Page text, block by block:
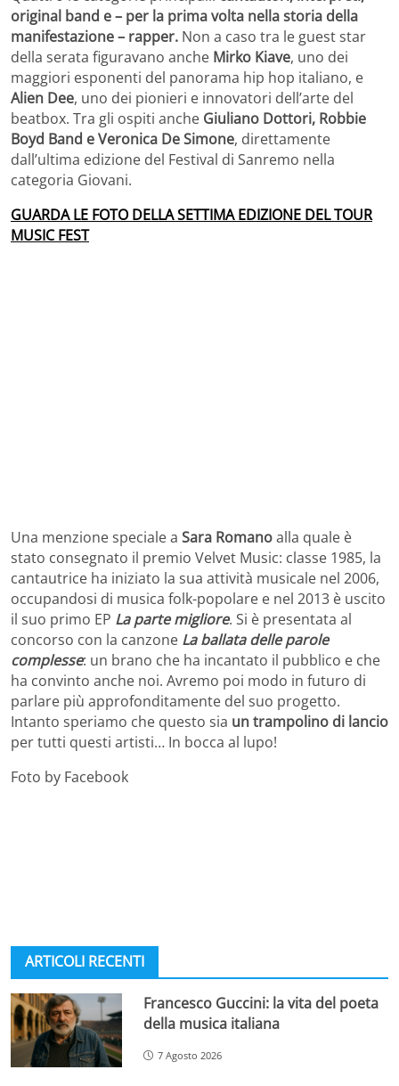
original band e – per la prima volta nella storia della
manifestazione – rapper. Non a caso tra le guest star
della serata figuravano anche Mirko Kiave, uno dei
maggiori esponenti del panorama hip hop italiano, e
Alien Dee, uno dei pionieri e innovatori dell’arte del
beatbox. Tra gli ospiti anche Giuliano Dottori, Robbie
Boyd Band e Veronica De Simone, direttamente
dall’ultima edizione del Festival di Sanremo nella
categoria Giovani.
GUARDA LE FOTO DELLA SETTIMA EDIZIONE DEL TOUR
MUSIC FEST
Una menzione speciale a Sara Romanoalla quale è
stato consegnato il premio Velvet Music: classe 1985, la
cantautrice ha iniziato la sua attività musicale nel 2006,
occupandosi di musica folk-popolare e nel 2013 è uscito
il suo primo EP La parte migliore. Si è presentata al
concorso con la canzone La ballata delle parole
complesse: un brano che ha incantato il pubblico e che
ha convinto anche noi. Avremo poi modo in futuro di
parlare più approfonditamente del suo progetto.
Intanto speriamo che questo sia un trampolino di lancio
per tutti questi artisti… In bocca al lupo!
Foto by Facebook
ARTICOLI RECENTI
Francesco Guccini: la vita del poeta
della musica italiana
7 Agosto 2026